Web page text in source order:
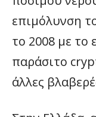
επιμόλυνση
το 2008 με το
παράσιτο
άλλες